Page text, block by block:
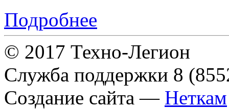
Подробнее
© 2017 Техно-Легион
Служба поддержки 8
Создание сайта — Неткам